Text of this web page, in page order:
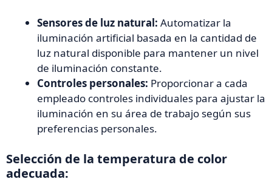
Sensores de luz natural: Automatizar la
iluminación artificial basada en la cantidad de
luz natural disponible para mantener un nivel
de iluminación constante.
Controles personales: Proporcionar a cada
empleado controles individuales para ajustar la
iluminación en su área de trabajo según sus
preferencias personales.
Selección de la temperatura de color
adecuada: